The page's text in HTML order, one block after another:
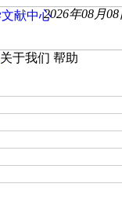
2026年08月
关于我们 帮助